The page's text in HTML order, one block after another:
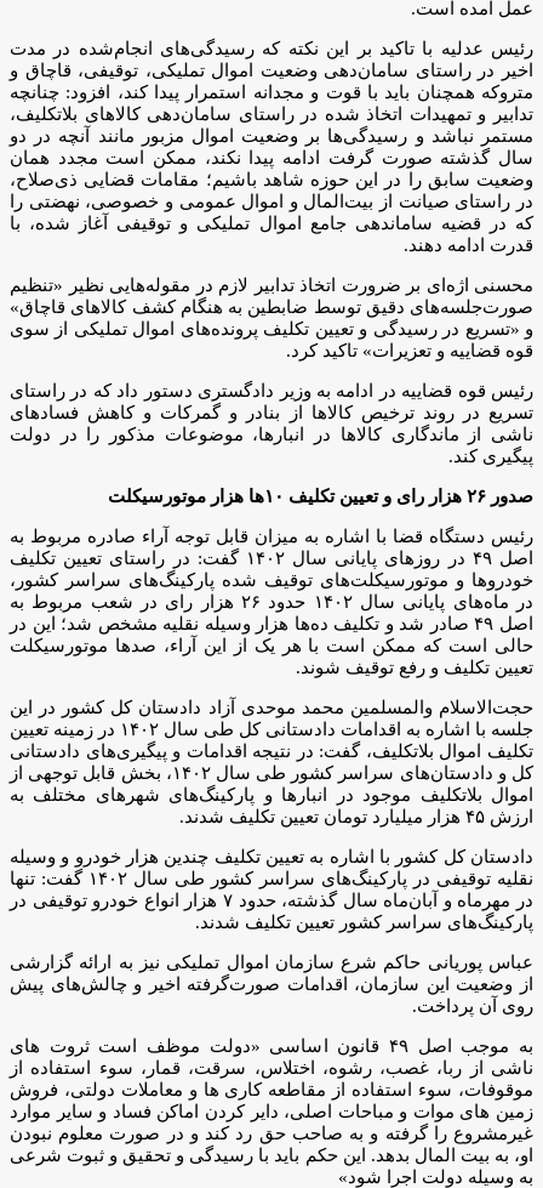
عمل آمده است.
رئیس عدلیه با تاکید بر این نکته که رسیدگی‌های انجام‌شده در مدت
اخیر در راستای سامان‌دهی وضعیت اموال تملیکی، توقیفی، قاچاق و
متروکه همچنان باید با قوت و مجدانه استمرار پیدا کند، افزود: چنانچه
تدابیر و تمهیدات اتخاذ شده در راستای سامان‌دهی کالاهای بلاتکلیف،
مستمر نباشد و رسیدگی‌ها بر وضعیت اموال مزبور مانند آنچه در دو
سال گذشته صورت گرفت ادامه پیدا نکند، ممکن است مجدد همان
وضعیت سابق را در این حوزه شاهد باشیم؛ مقامات قضایی ذی‌صلاح،
در راستای صیانت از بیت‌المال و اموال عمومی و خصوصی، نهضتی را
که در قضیه ساماندهی جامع اموال تملیکی و توقیفی آغاز شده، با
قدرت ادامه دهند.
محسنی اژه‌ای بر ضرورت اتخاذ تدابیر لازم در مقوله‌هایی نظیر «تنظیم
صورت‌جلسه‌های دقیق توسط ضابطین به هنگام کشف کالاهای قاچاق»
و «تسریع در رسیدگی و تعیین تکلیف پرونده‌های اموال تملیکی از سوی
قوه قضاییه و تعزیرات» تاکید کرد.
رئیس قوه قضاییه در ادامه به وزیر دادگستری دستور داد که در راستای
تسریع در روند ترخیص کالاها از بنادر و گمرکات و کاهش فسادهای
ناشی از ماندگاری کالاها در انبارها، موضوعات مذکور را در دولت
پیگیری کند.
صدور ۲۶ هزار رای و تعیین تکلیف ۱۰ها هزار موتورسیکلت
رئیس دستگاه قضا با اشاره به میزان قابل توجه آراء صادره مربوط به
اصل ۴۹ در روزهای پایانی سال ۱۴۰۲ گفت: در راستای تعیین تکلیف
خودروها و موتورسیکلت‌های توقیف شده پارکینگ‌های سراسر کشور،
در ماه‌های پایانی سال ۱۴۰۲ حدود ۲۶ هزار رای در شعب مربوط به
اصل ۴۹ صادر شد و تکلیف ده‌ها هزار وسیله نقلیه مشخص شد؛ این در
حالی است که ممکن است با هر یک از این آراء، صدها موتورسیکلت
تعیین تکلیف و رفع توقیف شوند.
حجت‌الاسلام والمسلمین محمد موحدی آزاد دادستان کل کشور در این
جلسه با اشاره به اقدامات دادستانی کل طی سال ۱۴۰۲ در زمینه تعیین
تکلیف اموال بلاتکلیف، گفت: در نتیجه اقدامات و پیگیری‌های دادستانی
کل و دادستان‌های سراسر کشور طی سال ۱۴۰۲، بخش قابل توجهی از
اموال بلاتکلیف موجود در انبارها و پارکینگ‌های شهرهای مختلف به
ارزش ۴۵ هزار میلیارد تومان تعیین تکلیف شدند.
دادستان کل کشور با اشاره به تعیین تکلیف چندین هزار خودرو و وسیله
نقلیه توقیفی در پارکینگ‌های سراسر کشور طی سال ۱۴۰۲ گفت: تنها
در مهرماه و آبان‌ماه سال گذشته، حدود ۷ هزار انواع خودرو توقیفی در
پارکینگ‌های سراسر کشور تعیین تکلیف شدند.
عباس پوریانی حاکم شرع سازمان اموال تملیکی نیز به ارائه گزارشی
از وضعیت این سازمان، اقدامات صورت‌گرفته اخیر و چالش‌های پیش
روی آن پرداخت.
به موجب اصل ۴۹ قانون اساسی «دولت موظف است ثروت های
ناشی از ربا، غصب، رشوه، اختلاس‌، سرقت، قمار، سوء استفاده از
موقوفات، سوء استفاده از مقاطعه‌ کاری ها و معاملات دولتی، فروش
زمین های ‌موات و مباحات اصلی، دایر کردن اماکن فساد و سایر موارد
غیرمشروع را گرفته و به صاحب حق رد کند و در صورت ‌معلوم ‌نبودن
او، به بیت ‌المال بدهد. این حکم باید با رسیدگی و تحقیق ‌و ثبوت شرعی
به وسیله دولت اجرا شود»